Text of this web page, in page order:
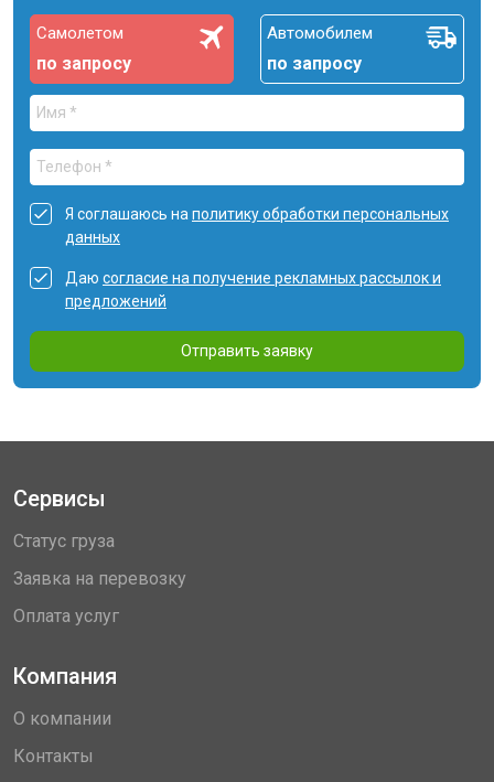
Самолетом
по запросу
Автомобилем
по запросу
Я соглашаюсь на политику обработки персональных
данных
Даю согласие на получение рекламных рассылок и
предложений
Отправить заявку
Сервисы
Статус груза
Заявка на перевозку
Оплата услуг
Компания
О компании
Контакты